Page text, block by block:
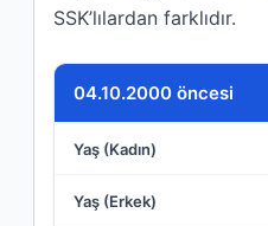
SSK’lılardan farklıdır.
Sigorta Başlangıç Tarihi
Yaş (Kadın)
Yaş (Erkek)
04.10.2000 öncesi